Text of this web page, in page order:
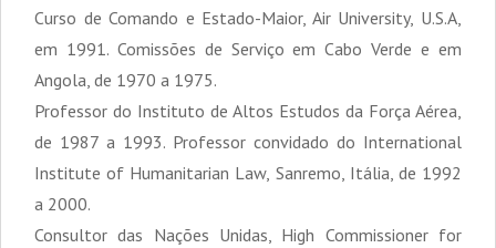
Curso de Comando e Estado-Maior, Air University, U.S.A,
em 1991. Comissões de Serviço em Cabo Verde e em
Angola, de 1970 a 1975.
Professor do Instituto de Altos Estudos da Força Aérea,
de 1987 a 1993. Professor convidado do International
Institute of Humanitarian Law, Sanremo, Itália, de 1992
a 2000.
Consultor das Nações Unidas, High Commissioner for